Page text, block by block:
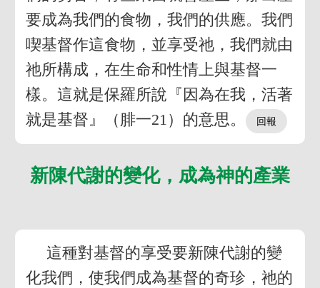
要成為我們的食物，我們的供應。我們
喫基督作這食物，並享受祂，我們就由
祂所構成，在生命和性情上與基督一
樣。這就是保羅所說『因為在我，活著
就是基督』（腓一21）的意思。
新陳代謝的變化，成為神的產業
這種對基督的享受要新陳代謝的變
化我們，使我們成為基督的奇珍，祂的